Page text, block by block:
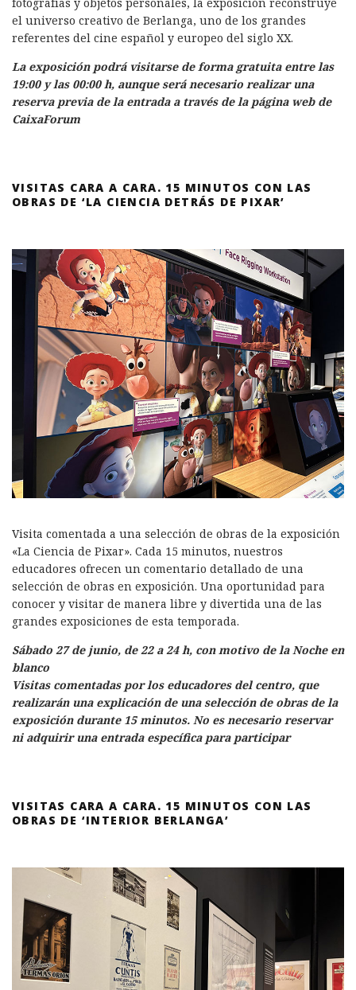
el universo creativo de Berlanga, uno de los grandes
referentes del cine español y europeo del siglo XX.
La exposición podrá visitarse de forma gratuita entre las
19:00 y las 00:00 h, aunque será necesario realizar una
reserva previa de la entrada a través de la página web de
CaixaForum
VISITAS CARA A CARA. 15 MINUTOS CON LAS
OBRAS DE ‘LA CIENCIA DETRÁS DE PIXAR’
Visita comentada a una selección de obras de la exposición
«La Ciencia de Pixar». Cada 15 minutos, nuestros
educadores ofrecen un comentario detallado de una
selección de obras en exposición. Una oportunidad para
conocer y visitar de manera libre y divertida una de las
grandes exposiciones de esta temporada.
Sábado 27 de junio, de 22 a 24 h, con motivo de la Noche en
blanco
Visitas comentadas por los educadores del centro, que
realizarán una explicación de una selección de obras de la
exposición durante 15 minutos. No es necesario reservar
ni adquirir una entrada específica para participar
VISITAS CARA A CARA. 15 MINUTOS CON LAS
OBRAS DE ‘INTERIOR BERLANGA’